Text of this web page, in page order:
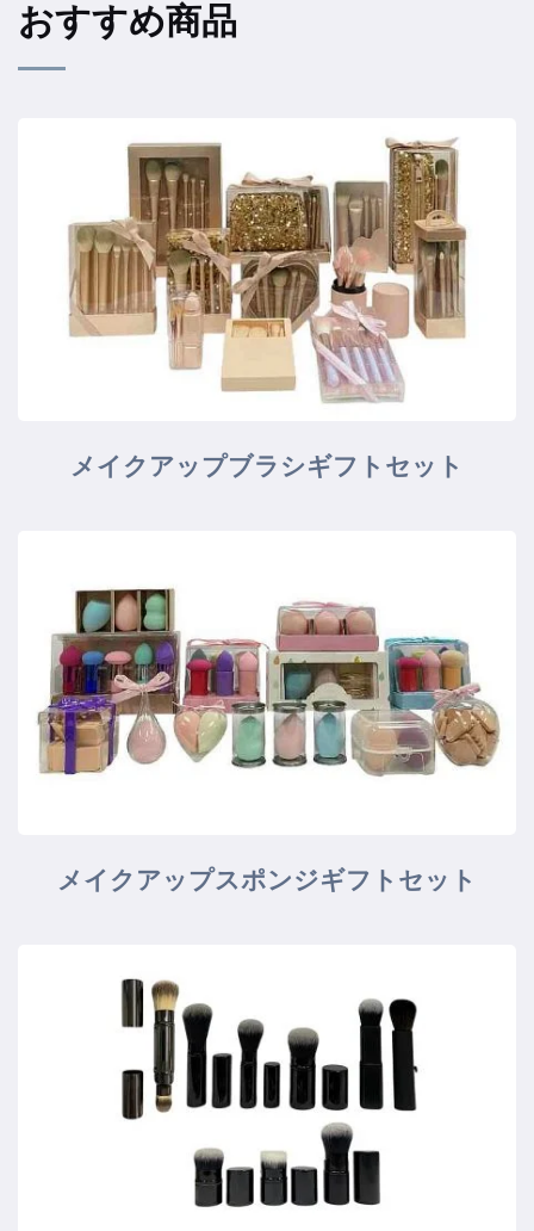
おすすめ商品
メイクアップブラシギフトセット
メイクアップスポンジギフトセット